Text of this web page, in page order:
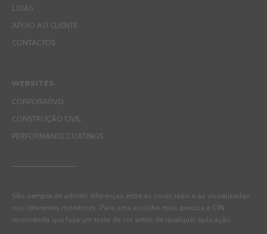
LOJAS
APOIO AO CLIENTE
CONTACTOS
WEBSITES
CORPORATIVO
CONSTRUÇÃO CIVIL
PERFORMANCE COATINGS
São sempre de admitir diferenças entre as cores reais e as visualizadas
nos diferentes monitores. Para uma escolha mais precisa a CIN
recomenda que faça um teste de cor antes de qualquer aplicação.